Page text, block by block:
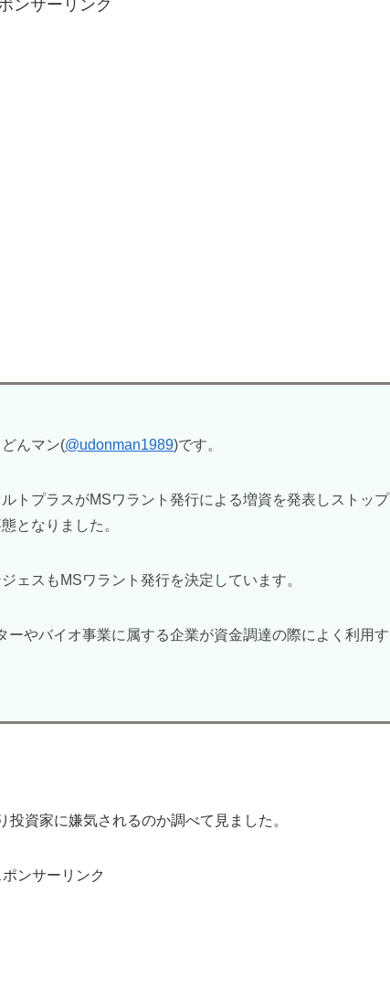
ンサーリンク
んマン(@udonman1989)です。
トプラスがMSワラント発行による増資を発表しストップ
となりました。
ェスもMSワラント発行を決定しています。
ーやバイオ事業に属する企業が資金調達の際によく利用す
資家に嫌気されるのか調べて見ました。
ポンサーリンク